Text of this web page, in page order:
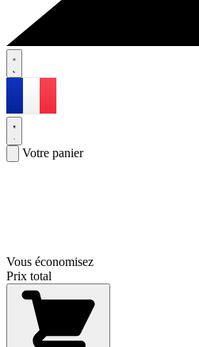
Votre panier
Vous économisez
Prix total